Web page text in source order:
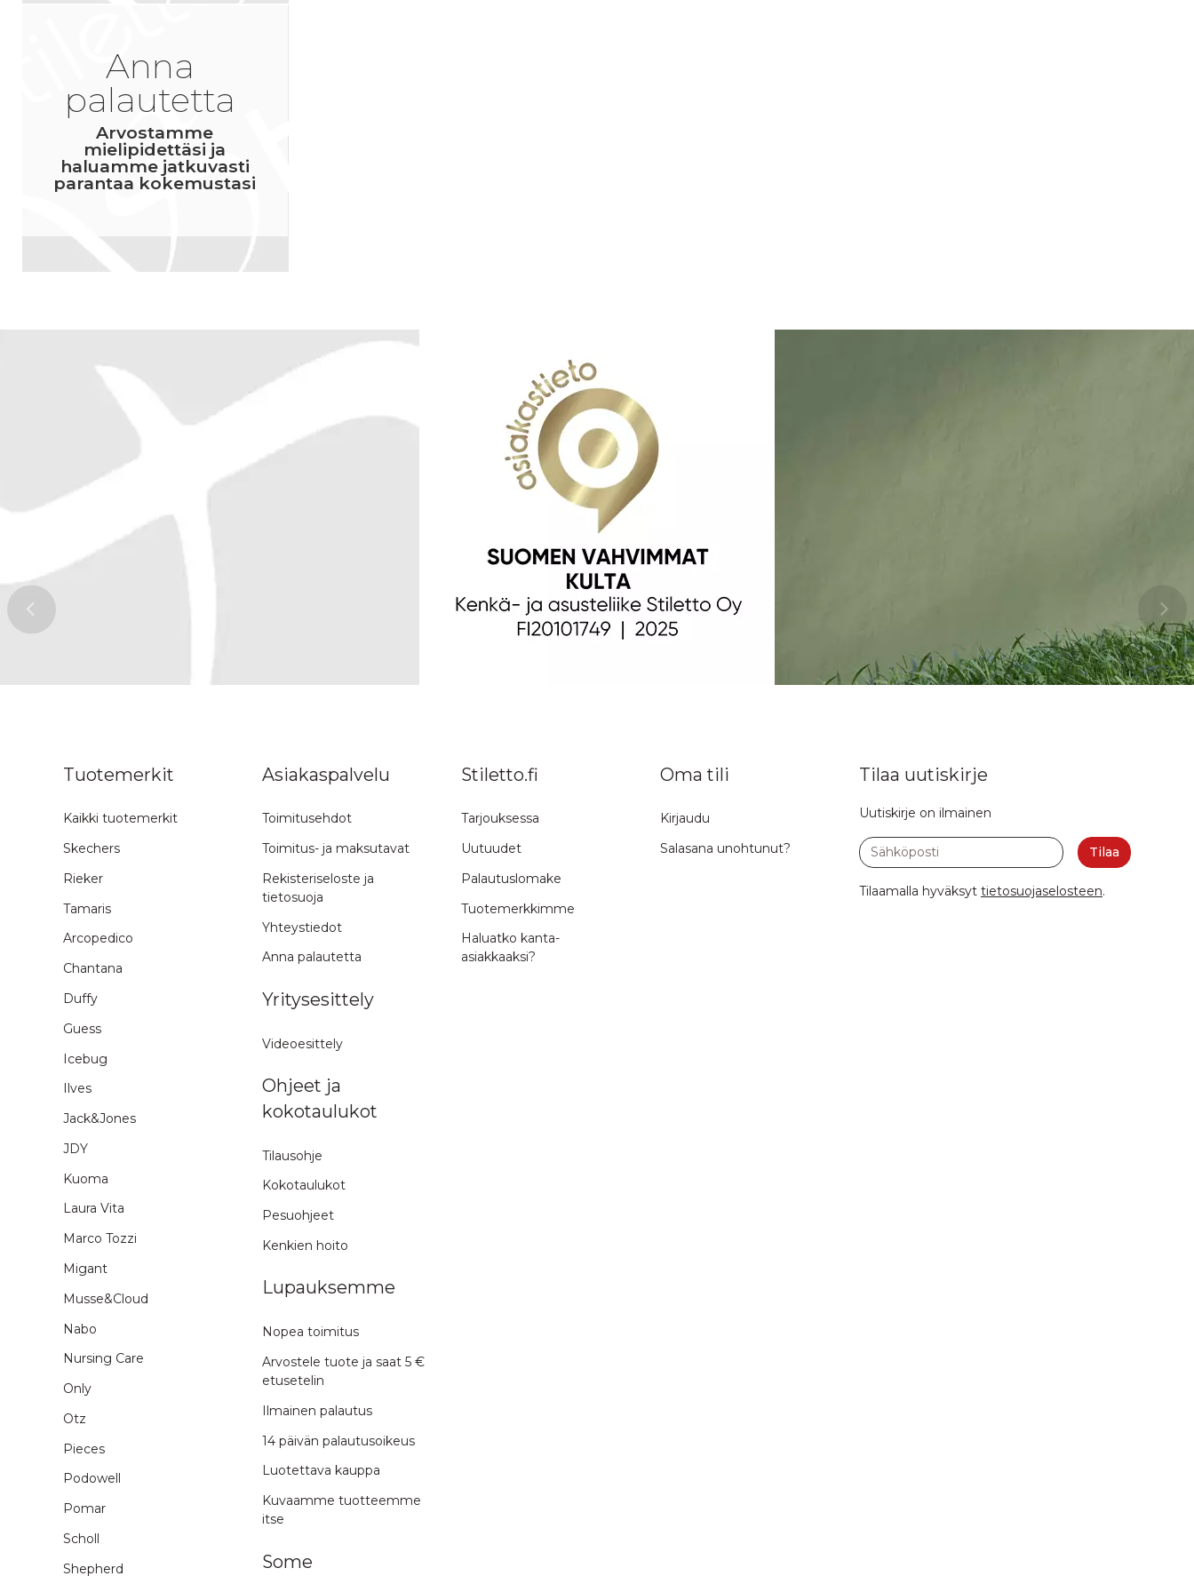
Anna
palautetta
Arvostamme
mielipidettäsi ja
haluamme jatkuvasti
parantaa kokemustasi
Tuotemerkit
Kaikki tuotemerkit
Skechers
Rieker
Tamaris
Arcopedico
Chantana
Duffy
Guess
Icebug
Ilves
Jack&Jones
JDY
Kuoma
Laura Vita
Marco Tozzi
Migant
Musse&Cloud
Nabo
Nursing Care
Only
Otz
Pieces
Podowell
Pomar
Scholl
Shepherd
Asiakaspalvelu
Toimitusehdot
Toimitus- ja maksutavat
Rekisteriseloste ja
tietosuoja
Yhteystiedot
Anna palautetta
Yritysesittely
Videoesittely
Ohjeet ja
kokotaulukot
Tilausohje
Kokotaulukot
Pesuohjeet
Kenkien hoito
Lupauksemme
Nopea toimitus
Arvostele tuote ja saat 5 €
etusetelin
Ilmainen palautus
14 päivän palautusoikeus
Luotettava kauppa
Kuvaamme tuotteemme
itse
Some
Stiletto.fi
Tarjouksessa
Uutuudet
Palautuslomake
Tuotemerkkimme
Haluatko kanta-
asiakkaaksi?
Oma tili
Kirjaudu
Salasana unohtunut?
Tilaa uutiskirje
Uutiskirje on ilmainen
Sähköposti
Tilaa
Tilaamalla hyväksyt tietosuojaselosteen.